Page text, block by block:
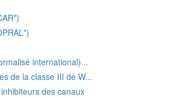
international)...
de la classe III de W...
des canaux